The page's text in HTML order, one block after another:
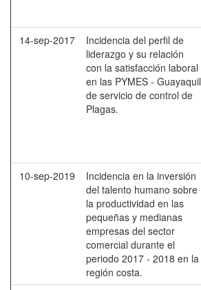
14-sep-2017
Incidencia del perfil de
liderazgo y su relación
con la satisfacción laboral
en las PYMES - Guayaquil
de servicio de control de
Plagas.
10-sep-2019
Incidencia en la inversión
del talento humano sobre
la productividad en las
pequeñas y medianas
empresas del sector
comercial durante el
periodo 2017 - 2018 en la
región costa.